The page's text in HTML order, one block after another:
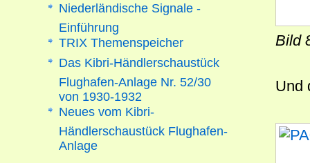
Bild
Und
Niederländische Signale -
Einführung
TRIX Themenspeicher
Das Kibri-Händlerschaustück
Flughafen-Anlage Nr. 52/30
von 1930-1932
Neues vom Kibri-
Händlerschaustück Flughafen-
Anlage